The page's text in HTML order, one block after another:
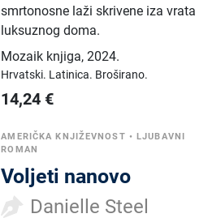
smrtonosne laži skrivene iza vrata
luksuznog doma.
Mozaik knjiga,2024.
Hrvatski. Latinica. Broširano.
14,24 €
AMERIČKA KNJIŽEVNOST •LJUBAVNI
ROMAN
Voljeti nanovo
Danielle Steel